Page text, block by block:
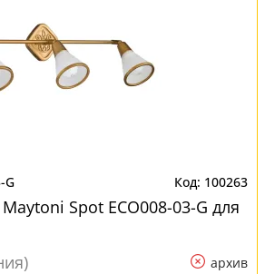
G 100263
Spot ECO008-03-G для
архив